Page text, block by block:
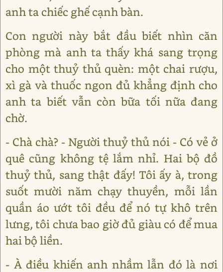
anh ta chiếc ghế cạnh bàn.
Con người này bắt đầu biết nhìn căn
phòng mà anh ta thấy khá sang trọng
cho một thuỷ thủ quèn: một chai rượu,
xì gà và thuốc ngon đủ khẳng định cho
anh ta biết vẫn còn bữa tối nữa đang
chờ.
- Chà chà? - Người thuỷ thủ nói - Có vẻ ở
quê cũng không tệ lắm nhỉ. Hai bộ đồ
thuỷ thủ, sang thật đấy! Tôi ấy à, trong
suốt mười năm chạy thuyền, mỗi lần
quần áo ướt tôi đều để nó tự khô trên
lưng, tôi chưa bao giờ đủ giàu có để mua
hai bộ liền.
- À điều khiến anh nhầm lẫn đó là nơi